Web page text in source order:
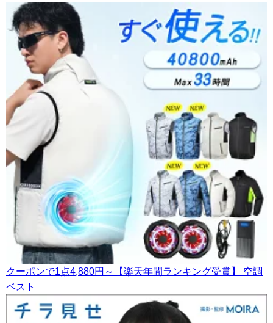
クーポンで1点4,880円～【楽天年間ランキング受賞】 空調
ベスト